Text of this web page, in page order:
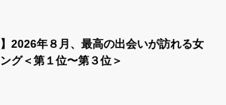
】2026年８月、最高の出会いが訪れる女
グ＜第１位〜第３位＞